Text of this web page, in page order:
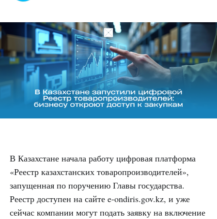
В Казахстане начала работу цифровая платформа
«Реестр казахстанских товаропроизводителей»,
запущенная по поручению Главы государства.
Реестр доступен на сайте e-ondiris.gov.kz, и уже
сейчас компании могут подать заявку на включение